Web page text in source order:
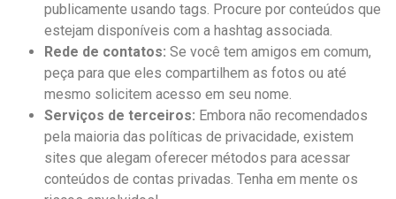
publicamente usando tags. Procure por conteúdos que
estejam disponíveis com a ​hashtag associada.
Rede de contatos: Se você tem⁤ amigos em comum,
peça para que eles compartilhem as fotos ou até‌
mesmo solicitem acesso em seu nome.
Serviços de terceiros: Embora não recomendados
pela maioria⁤ das ‍políticas de privacidade, existem
sites que alegam oferecer métodos para acessar
conteúdos de contas⁢ privadas. Tenha em mente os